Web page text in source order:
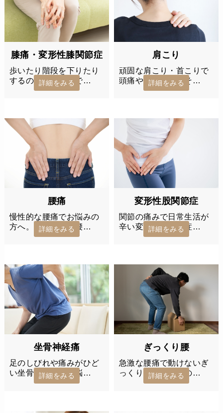
膝痛・変形性膝関節症
歩いたり階段を下りたり
するのが辛い膝痛で…
詳細をみる
肩こり
頑固な肩こり・首こりで
頭痛やめまいも…そ…
詳細をみる
腰痛
慢性的な腰痛でお悩みの
方へ。当院では、腰…
詳細をみる
変形性股関節症
関節の痛みで日常生活が
辛い変形性股関節症…
詳細をみる
坐骨神経痛
足のしびれや痛みがひど
い坐骨神経痛でお悩…
詳細をみる
ぎっくり腰
急激な腰痛で動けないぎ
っくり腰でお悩みの…
詳細をみる